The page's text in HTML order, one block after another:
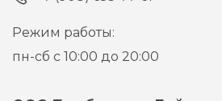
Режим работы:
пн-сб с 10:00 до 20:00